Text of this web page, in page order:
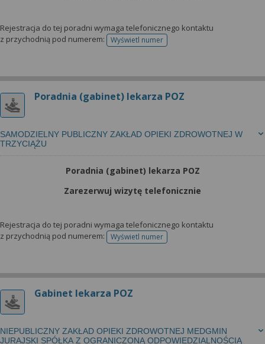
Rejestracja do tej poradni wymaga telefonicznego kontaktu
z przychodnią pod numerem:
Wyświetl numertelefonu do rejestracji
Poradnia (gabinet) lekarza POZ
SAMODZIELNY PUBLICZNY ZAKŁAD OPIEKI ZDROWOTNEJ W
TRZYCIĄŻU
Poradnia (gabinet) lekarza POZ
Zarezerwuj wizytę telefonicznie
Rejestracja do tej poradni wymaga telefonicznego kontaktu
z przychodnią pod numerem:
Wyświetl numertelefonu do rejestracji
Gabinet lekarza POZ
NIEPUBLICZNY ZAKŁAD OPIEKI ZDROWOTNEJ MEDGMIN
JURAJSKI SPÓŁKA Z OGRANICZONĄ ODPOWIEDZIALNOŚCIĄ